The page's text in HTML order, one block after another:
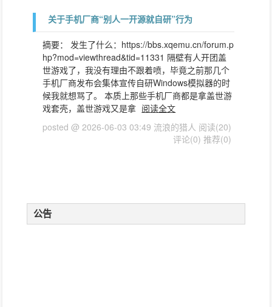
关于手机厂商“别人一开源就自研”行为
摘要： 发生了什么：https://bbs.xqemu.cn/forum.p
hp?mod=viewthread&tid=11331 隔壁有人开团盖
世游戏了，我没有理由不跟着喷，毕竟之前那几个
手机厂商发布会集体宣传自研Windows模拟器的时
候我就想骂了。 本质上那些手机厂商都是拿盖世游
戏套壳，盖世游戏又是拿 阅读全文
posted @ 2026-06-03 03:49 流浪的猎人 阅读(20)
评论(0) 推荐(0)
公告